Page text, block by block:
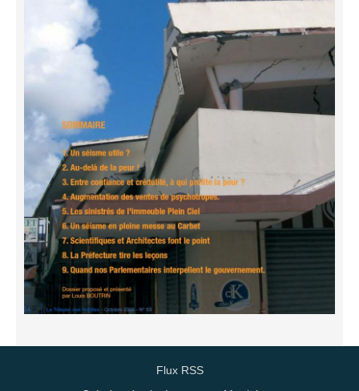
Flux RSS